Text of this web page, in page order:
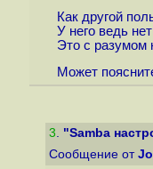
Как другой
У него ведь
Это с разумом
Может
3. "Samba
Сообщение от